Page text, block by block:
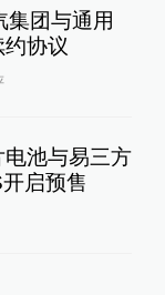
集团与通用
协议
池与易三方
启预售